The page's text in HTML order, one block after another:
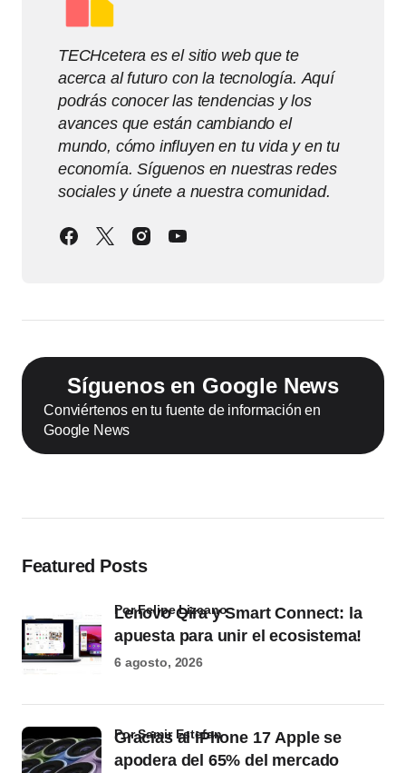
TECHcetera es el sitio web que te
acerca al futuro con la tecnología. Aquí
podrás conocer las tendencias y los
avances que están cambiando el
mundo, cómo influyen en tu vida y en tu
economía. Síguenos en nuestras redes
sociales y únete a nuestra comunidad.
Síguenos en Google News
Conviértenos en tu fuente de información en
Google News
Featured Posts
Lenovo Qira y Smart Connect: la
apuesta para unir el ecosistema!
por Felipe Lizcano
6 agosto, 2026
Gracias al iPhone 17 Apple se
apodera del 65% del mercado
por Samir Estefan